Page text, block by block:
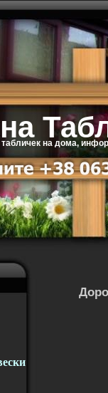
табличек на дома,